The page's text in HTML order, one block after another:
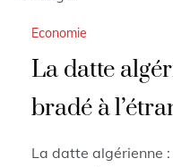
Economie
La datte
bradé à
La datte algérienne